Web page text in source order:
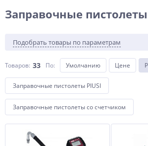
Заправочные пистолеты
Подобрать товары по параметрам
Товаров: 33 По: Умолчанию Цене
Заправочные пистолеты PIUSI
Заправочные пистолеты со счетчиком